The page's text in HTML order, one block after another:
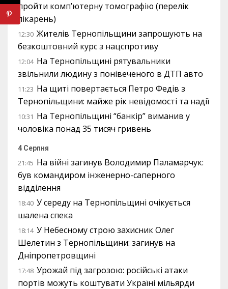
пройти комп’ютерну томографію (перелік
лікарень)
12:30 Жителів Тернопільщини запрошують на
безкоштовний курс з нацспротиву
12:04 На Тернопільщині рятувальники
звільнили людину з понівеченого в ДТП авто
11:23 На щиті повертається Петро Федів з
Тернопільщини: майже рік невідомості та надії
10:31 На Тернопільщині “банкір” виманив у
чоловіка понад 35 тисяч гривень
4 Серпня
21:45 На війні загинув Володимир Паламарчук:
був командиром інженерно-саперного
відділення
18:40 У середу на Тернопільщині очікується
шалена спека
18:14 У Небесному строю захисник Олег
Шелетин з Тернопільщини: загинув на
Дніпропетровщині
17:48 Урожай під загрозою: російські атаки
портів можуть коштувати Україні мільярди